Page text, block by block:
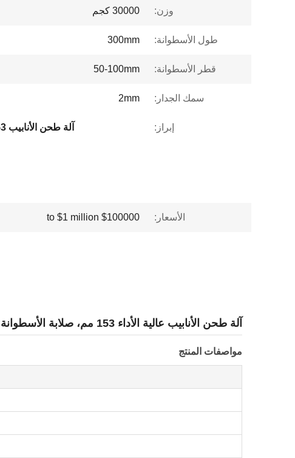
وزن: 30000 كجم
طول الأسطوانة: 300mm
قطر الأسطوانة: 50-100mm
سمك الجدار: 2mm
إبراز: آلة طحن الأنابيب 153 ملم
الأسعار: $100000 to $1 million
آلة طحن الأنابيب عالية الأداء 153 مم، صلابة الأسطوانة HRC58-62
مواصفات المنتج